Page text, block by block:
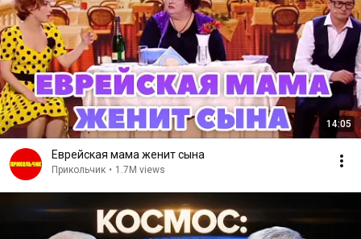
14:05
Еврейская мама женит сына
Прикольчик • 1.7M views